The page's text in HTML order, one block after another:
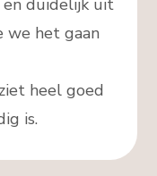
duidelijk uit
we het gaan
heel goed
is.